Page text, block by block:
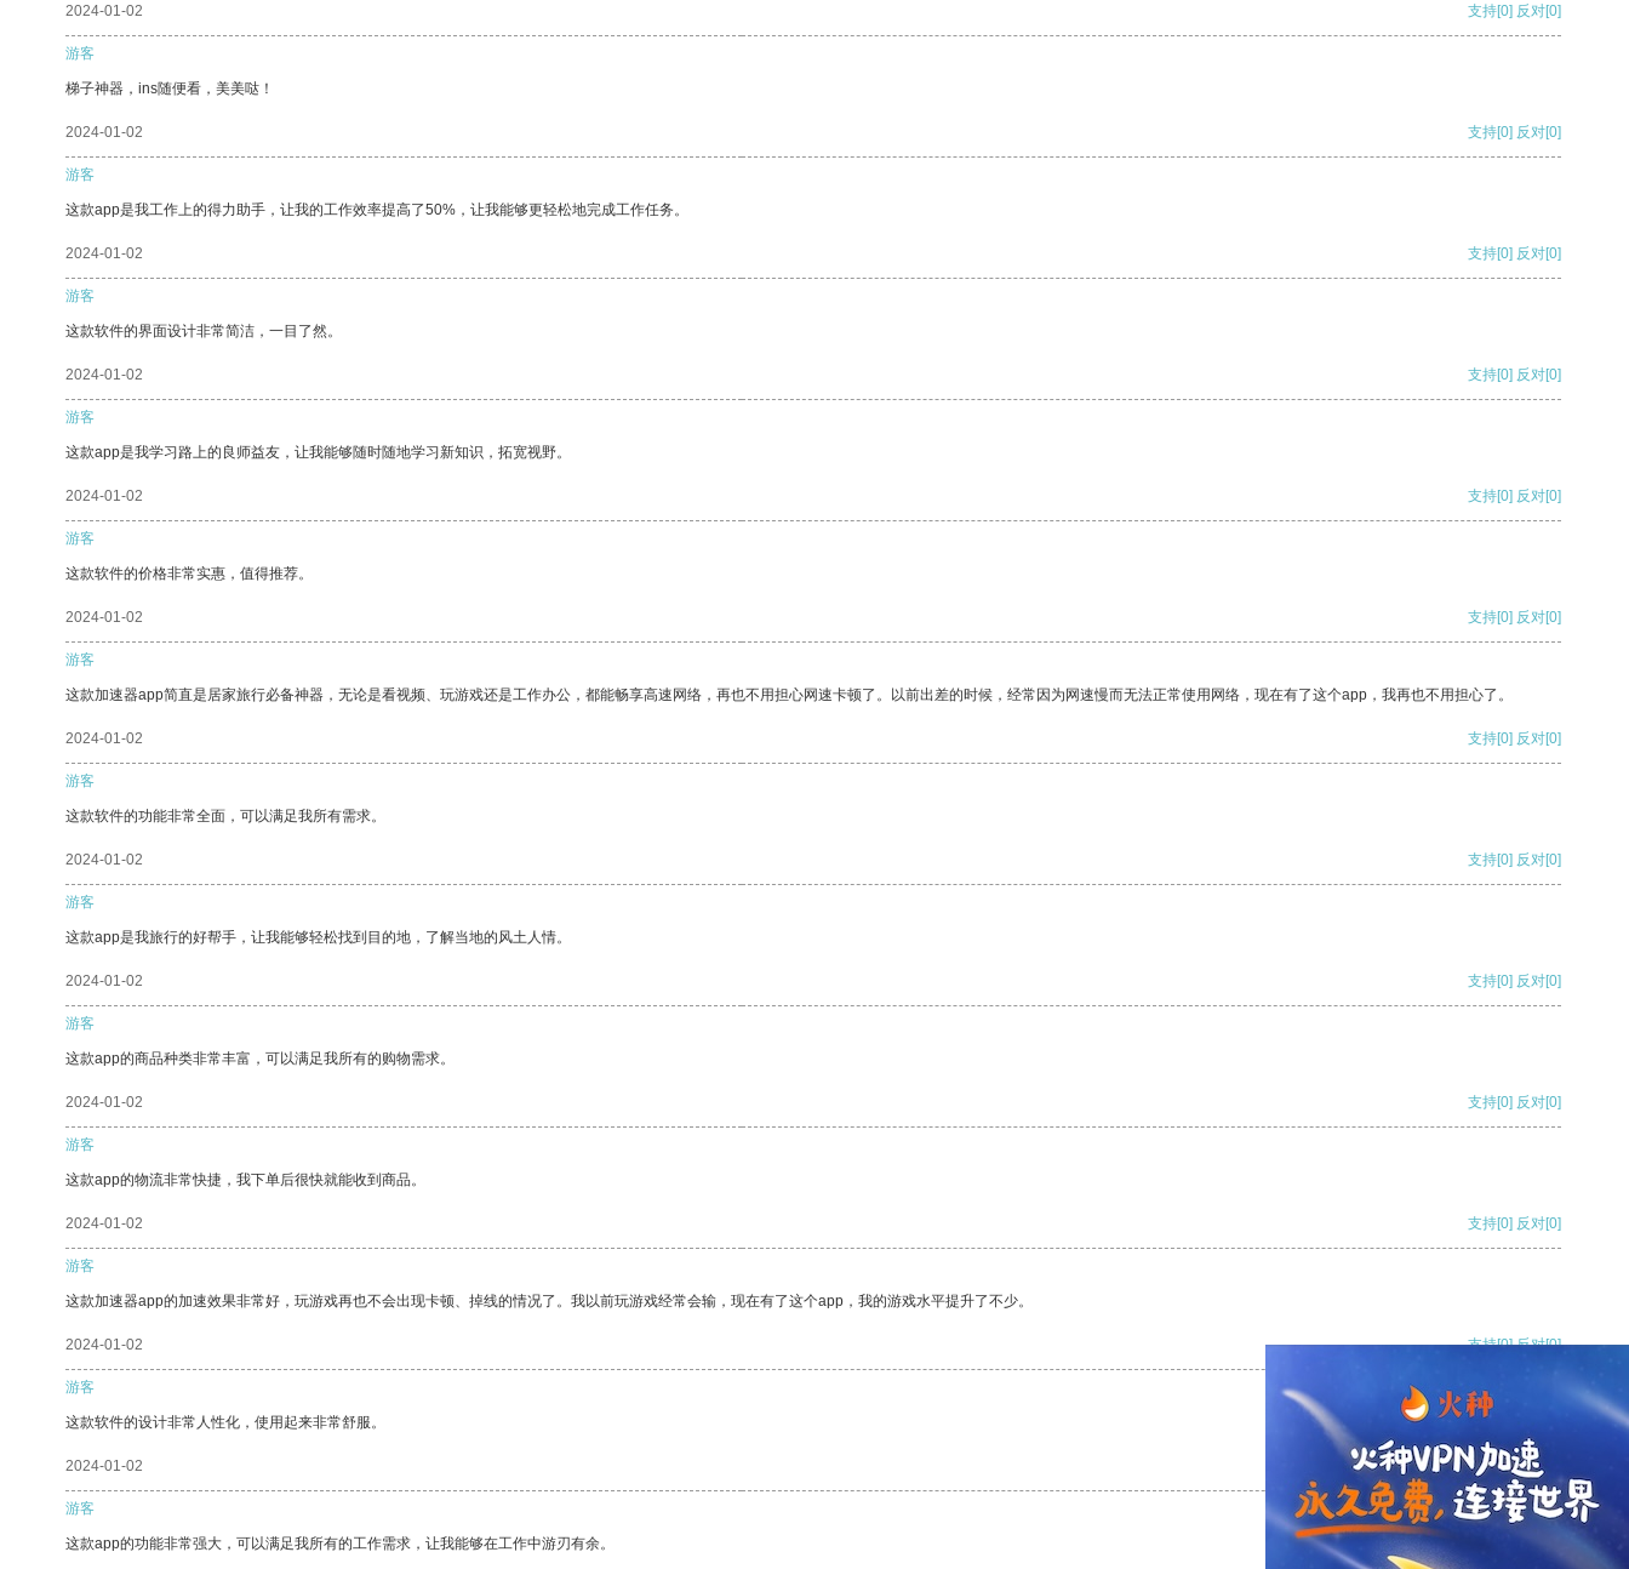
2024-01-02 支持[0] 反对[0]
游客
梯子神器，ins随便看，美美哒！
2024-01-02 支持[0] 反对[0]
游客
这款app是我工作上的得力助手，让我的工作效率提高了50%，让我能够更轻松地完成工作任务。
2024-01-02 支持[0] 反对[0]
游客
这款软件的界面设计非常简洁，一目了然。
2024-01-02 支持[0] 反对[0]
游客
这款app是我学习路上的良师益友，让我能够随时随地学习新知识，拓宽视野。
2024-01-02 支持[0] 反对[0]
游客
这款软件的价格非常实惠，值得推荐。
2024-01-02 支持[0] 反对[0]
游客
这款加速器app简直是居家旅行必备神器，无论是看视频、玩游戏还是工作办公，都能畅享高速网络，再也不用担心网速卡顿了。以前出差的时候，经常因为网速慢而无法正常使用网络，现在有了这个app，我再也不用担心了。
2024-01-02 支持[0] 反对[0]
游客
这款软件的功能非常全面，可以满足我所有需求。
2024-01-02 支持[0] 反对[0]
游客
这款app是我旅行的好帮手，让我能够轻松找到目的地，了解当地的风土人情。
2024-01-02 支持[0] 反对[0]
游客
这款app的商品种类非常丰富，可以满足我所有的购物需求。
2024-01-02 支持[0] 反对[0]
游客
这款app的物流非常快捷，我下单后很快就能收到商品。
2024-01-02 支持[0] 反对[0]
游客
这款加速器app的加速效果非常好，玩游戏再也不会出现卡顿、掉线的情况了。我以前玩游戏经常会输，现在有了这个app，我的游戏水平提升了不少。
2024-01-02 支持[0] 反对[0]
游客
这款软件的设计非常人性化，使用起来非常舒服。
2024-01-02 支持[0] 反对
游客
这款app的功能非常强大，可以满足我所有的工作需求，让我能够在工作中游刃有余。